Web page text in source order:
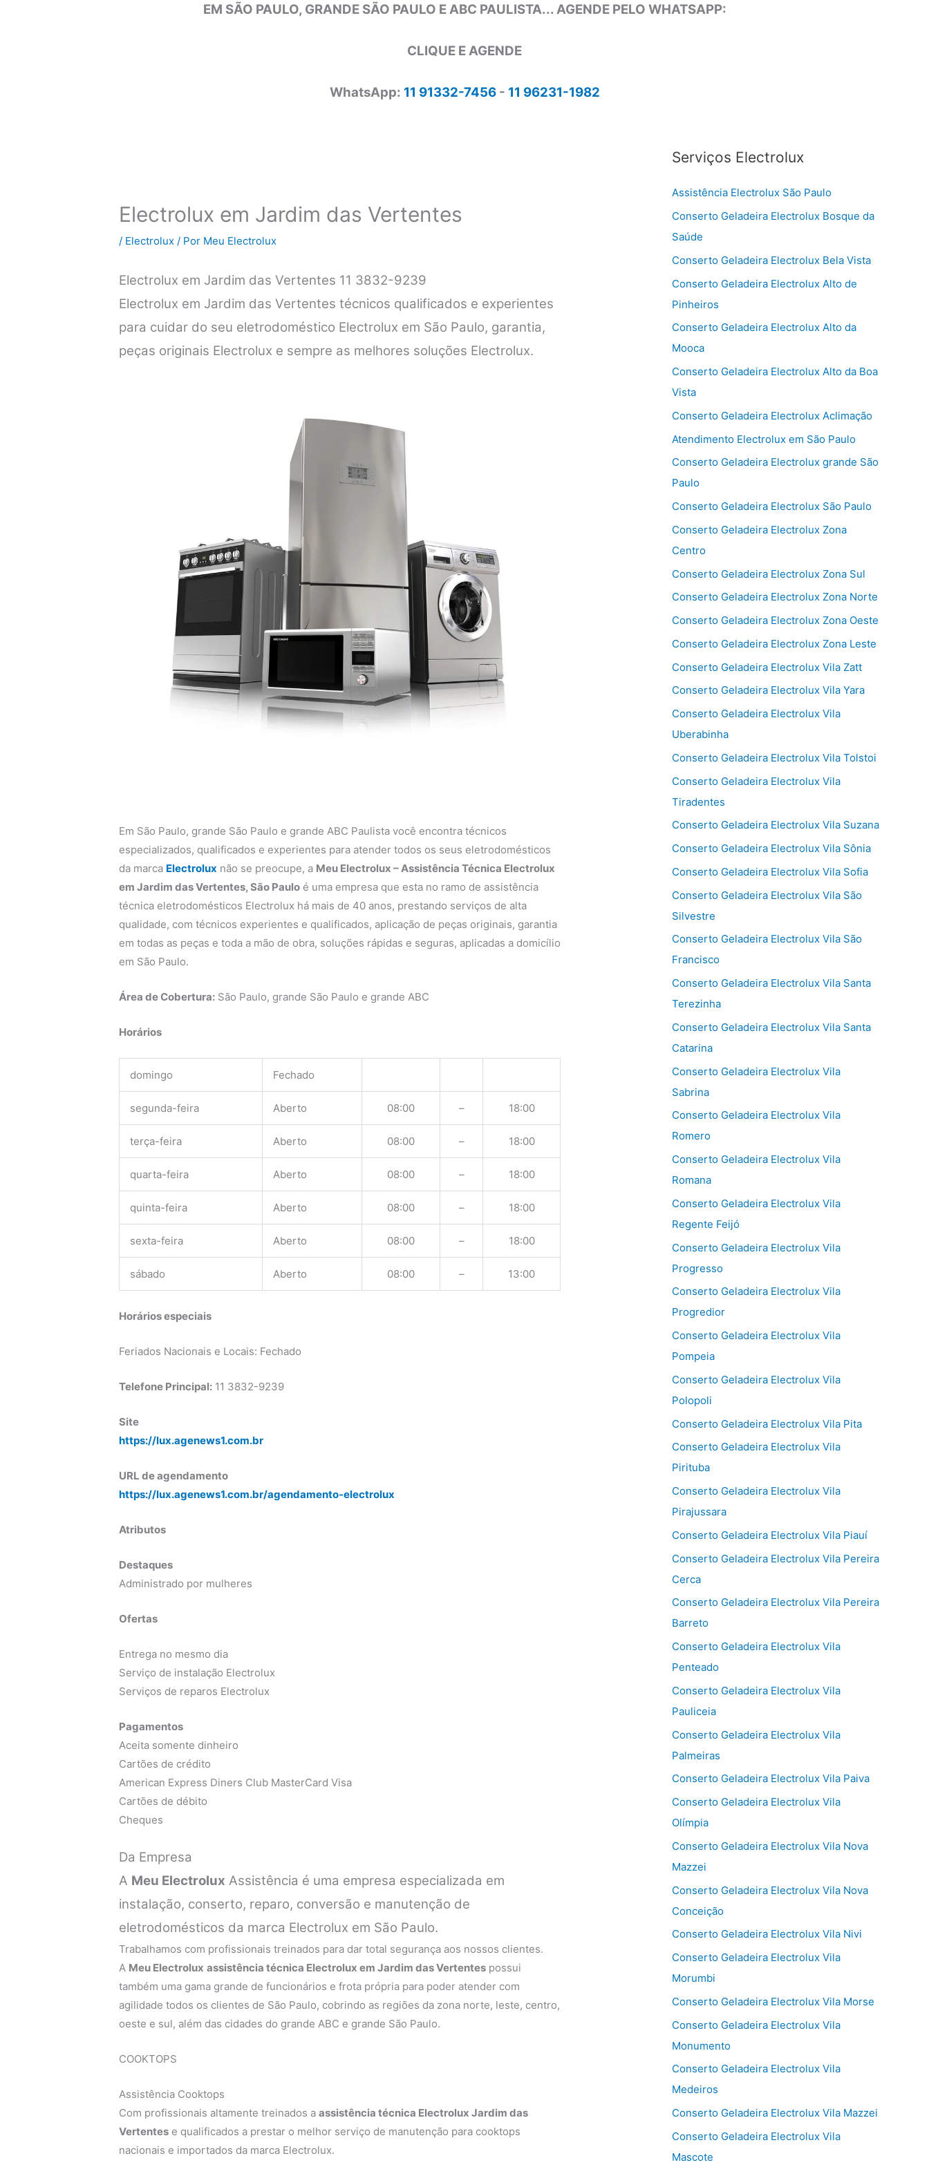
EM SÃO PAULO, GRANDE SÃO PAULO E ABC PAULISTA... AGENDE PELO WHATSAPP:
CLIQUE E AGENDE
WhatsApp: 11 91332-7456- 11 96231-1982
Electrolux em Jardim das Vertentes
/ Electrolux / Por Meu Electrolux
Electrolux em Jardim das Vertentes 11 3832-9239
Electrolux em Jardim das Vertentes técnicos qualificados e experientes
para cuidar do seu eletrodoméstico Electrolux em São Paulo, garantia,
peças originais Electrolux e sempre as melhores soluções Electrolux.
Em São Paulo, grande São Paulo e grande ABC Paulista você encontra técnicos
especializados, qualificados e experientes para atender todos os seus eletrodomésticos
da marca Electrolux não se preocupe, a Meu Electrolux – Assistência Técnica Electrolux
em Jardim das Vertentes, São Paulo é uma empresa que esta no ramo de assistência
técnica eletrodomésticos Electrolux há mais de 40 anos, prestando serviços de alta
qualidade, com técnicos experientes e qualificados, aplicação de peças originais, garantia
em todas as peças e toda a mão de obra, soluções rápidas e seguras, aplicadas a domicílio
em São Paulo.
Área de Cobertura: São Paulo, grande São Paulo e grande ABC
Horários
domingo Fechado
segunda-feira Aberto 08:00 – 18:00
terça-feira Aberto 08:00 – 18:00
quarta-feira Aberto 08:00 – 18:00
quinta-feira Aberto 08:00 – 18:00
sexta-feira Aberto 08:00 – 18:00
sábado Aberto 08:00 – 13:00
Horários especiais
Feriados Nacionais e Locais: Fechado
Telefone Principal: 11 3832-9239
Site
https://lux.agenews1.com.br
URL de agendamento
https://lux.agenews1.com.br/agendamento-electrolux
Atributos
Destaques
Administrado por mulheres
Ofertas
Entrega no mesmo dia
Serviço de instalação Electrolux
Serviços de reparos Electrolux
Pagamentos
Aceita somente dinheiro
Cartões de crédito
American Express Diners Club MasterCard Visa
Cartões de débito
Cheques
Da Empresa
A Meu Electrolux Assistência é uma empresa especializada em
instalação, conserto, reparo, conversão e manutenção de
eletrodomésticos da marca Electrolux em São Paulo.
Trabalhamos com profissionais treinados para dar total segurança aos nossos clientes.
A Meu Electrolux assistência técnica Electrolux em Jardim das Vertentes possui
também uma gama grande de funcionários e frota própria para poder atender com
agilidade todos os clientes de São Paulo, cobrindo as regiões da zona norte, leste, centro,
oeste e sul, além das cidades do grande ABC e grande São Paulo.
COOKTOPS
Assistência Cooktops
Com profissionais altamente treinados aassistência técnica Electrolux Jardim das
Vertentes e qualificados a prestar o melhor serviço de manutenção para cooktops
nacionais e importados da marca Electrolux.
Serviços Electrolux
Assistência Electrolux São Paulo
Conserto Geladeira Electrolux Bosque da
Saúde
Conserto Geladeira Electrolux Bela Vista
Conserto Geladeira Electrolux Alto de
Pinheiros
Conserto Geladeira Electrolux Alto da
Mooca
Conserto Geladeira Electrolux Alto da Boa
Vista
Conserto Geladeira Electrolux Aclimação
Atendimento Electrolux em São Paulo
Conserto Geladeira Electrolux grande São
Paulo
Conserto Geladeira Electrolux São Paulo
Conserto Geladeira Electrolux Zona
Centro
Conserto Geladeira Electrolux Zona Sul
Conserto Geladeira Electrolux Zona Norte
Conserto Geladeira Electrolux Zona Oeste
Conserto Geladeira Electrolux Zona Leste
Conserto Geladeira Electrolux Vila Zatt
Conserto Geladeira Electrolux Vila Yara
Conserto Geladeira Electrolux Vila
Uberabinha
Conserto Geladeira Electrolux Vila Tolstoi
Conserto Geladeira Electrolux Vila
Tiradentes
Conserto Geladeira Electrolux Vila Suzana
Conserto Geladeira Electrolux Vila Sônia
Conserto Geladeira Electrolux Vila Sofia
Conserto Geladeira Electrolux Vila São
Silvestre
Conserto Geladeira Electrolux Vila São
Francisco
Conserto Geladeira Electrolux Vila Santa
Terezinha
Conserto Geladeira Electrolux Vila Santa
Catarina
Conserto Geladeira Electrolux Vila
Sabrina
Conserto Geladeira Electrolux Vila
Romero
Conserto Geladeira Electrolux Vila
Romana
Conserto Geladeira Electrolux Vila
Regente Feijó
Conserto Geladeira Electrolux Vila
Progresso
Conserto Geladeira Electrolux Vila
Progredior
Conserto Geladeira Electrolux Vila
Pompeia
Conserto Geladeira Electrolux Vila
Polopoli
Conserto Geladeira Electrolux Vila Pita
Conserto Geladeira Electrolux Vila
Pirituba
Conserto Geladeira Electrolux Vila
Pirajussara
Conserto Geladeira Electrolux Vila Piauí
Conserto Geladeira Electrolux Vila Pereira
Cerca
Conserto Geladeira Electrolux Vila Pereira
Barreto
Conserto Geladeira Electrolux Vila
Penteado
Conserto Geladeira Electrolux Vila
Pauliceia
Conserto Geladeira Electrolux Vila
Palmeiras
Conserto Geladeira Electrolux Vila Paiva
Conserto Geladeira Electrolux Vila
Olímpia
Conserto Geladeira Electrolux Vila Nova
Mazzei
Conserto Geladeira Electrolux Vila Nova
Conceição
Conserto Geladeira Electrolux Vila Nivi
Conserto Geladeira Electrolux Vila
Morumbi
Conserto Geladeira Electrolux Vila Morse
Conserto Geladeira Electrolux Vila
Monumento
Conserto Geladeira Electrolux Vila
Medeiros
Conserto Geladeira Electrolux Vila Mazzei
Conserto Geladeira Electrolux Vila
Mascote